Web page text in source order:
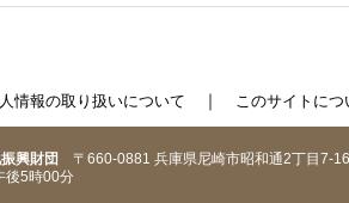
情報の取り扱いについて ｜ このサイトにつ
興財団 〒660-0881 兵庫県尼崎市昭和通2丁目7-16
後5時00分